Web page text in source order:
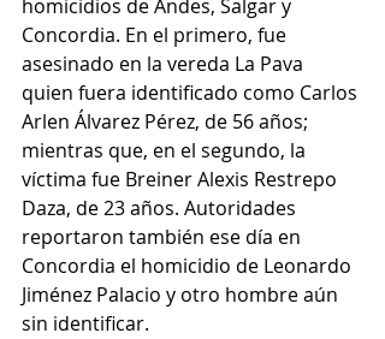
homicidios de Andes, Salgar y
Concordia. En el primero, fue
asesinado en la vereda La Pava
quien fuera identificado como Carlos
Arlen Álvarez Pérez, de 56 años;
mientras que, en el segundo, la
víctima fue Breiner Alexis Restrepo
Daza, de 23 años. Autoridades
reportaron también ese día en
Concordia el homicidio de Leonardo
Jiménez Palacio y otro hombre aún
sin identificar.